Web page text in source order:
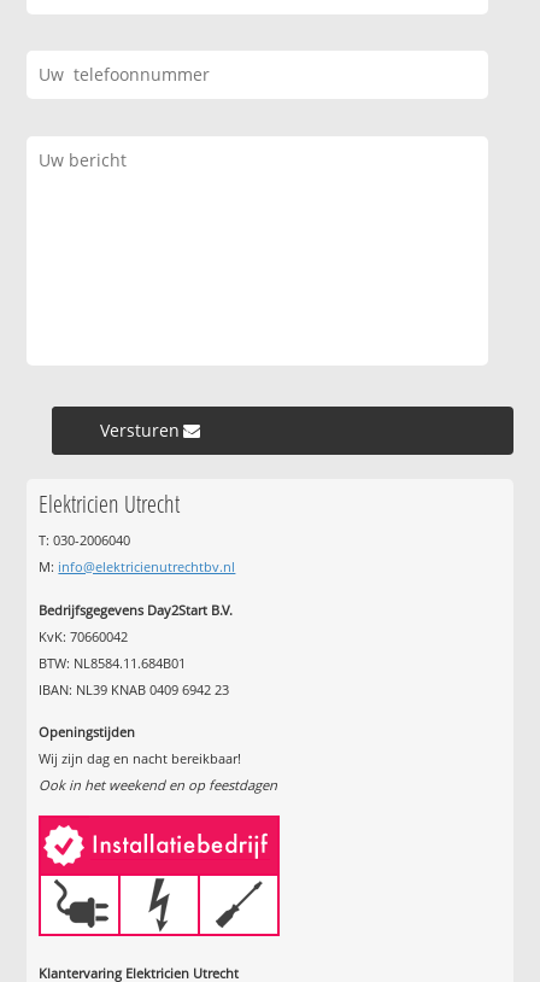
Versturen »
Elektricien Utrecht
T: 030-2006040
M: info@elektricienutrechtbv.nl
Bedrijfsgegevens Day2Start B.V.
KvK: 70660042
BTW: NL8584.11.684B01
IBAN: NL39 KNAB 0409 6942 23
Openingstijden
Wij zijn dag en nacht bereikbaar!
Ook in het weekend en op feestdagen
Klantervaring Elektricien Utrecht